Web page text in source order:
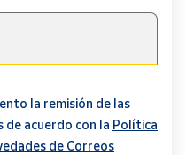
la remisión de las
de acuerdo con la Política
de Correos